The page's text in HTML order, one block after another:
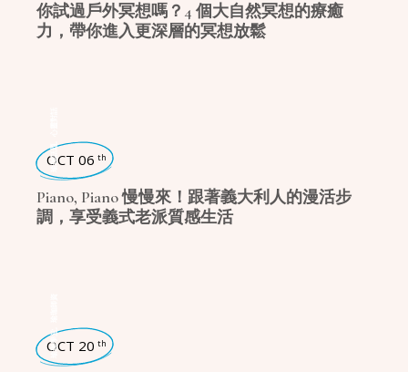
你試過戶外冥想嗎？4 個大自然冥想的療癒
力，帶你進入更深層的冥想放鬆
瑜珈話題
OCT 06 th
Piano, Piano 慢慢來！跟著義大利人的漫活步
調，享受義式老派質感生活
瑜珈學堂
OCT 20 th